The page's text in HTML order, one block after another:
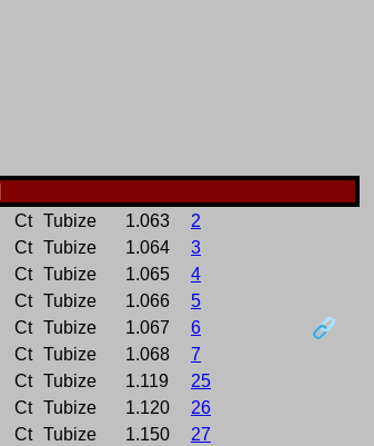
Ct Tubize 1.063
2
Ct Tubize 1.064
3
Ct Tubize 1.065
4
Ct Tubize 1.066
5
Ct Tubize 1.067
6
Ct Tubize 1.068
7
Ct Tubize 1.119
25
Ct Tubize 1.120
26
Ct Tubize 1.150
27